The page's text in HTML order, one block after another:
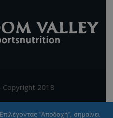
Copyright 2018
by Digy.gr “Αποδοχή”, σημαίνει